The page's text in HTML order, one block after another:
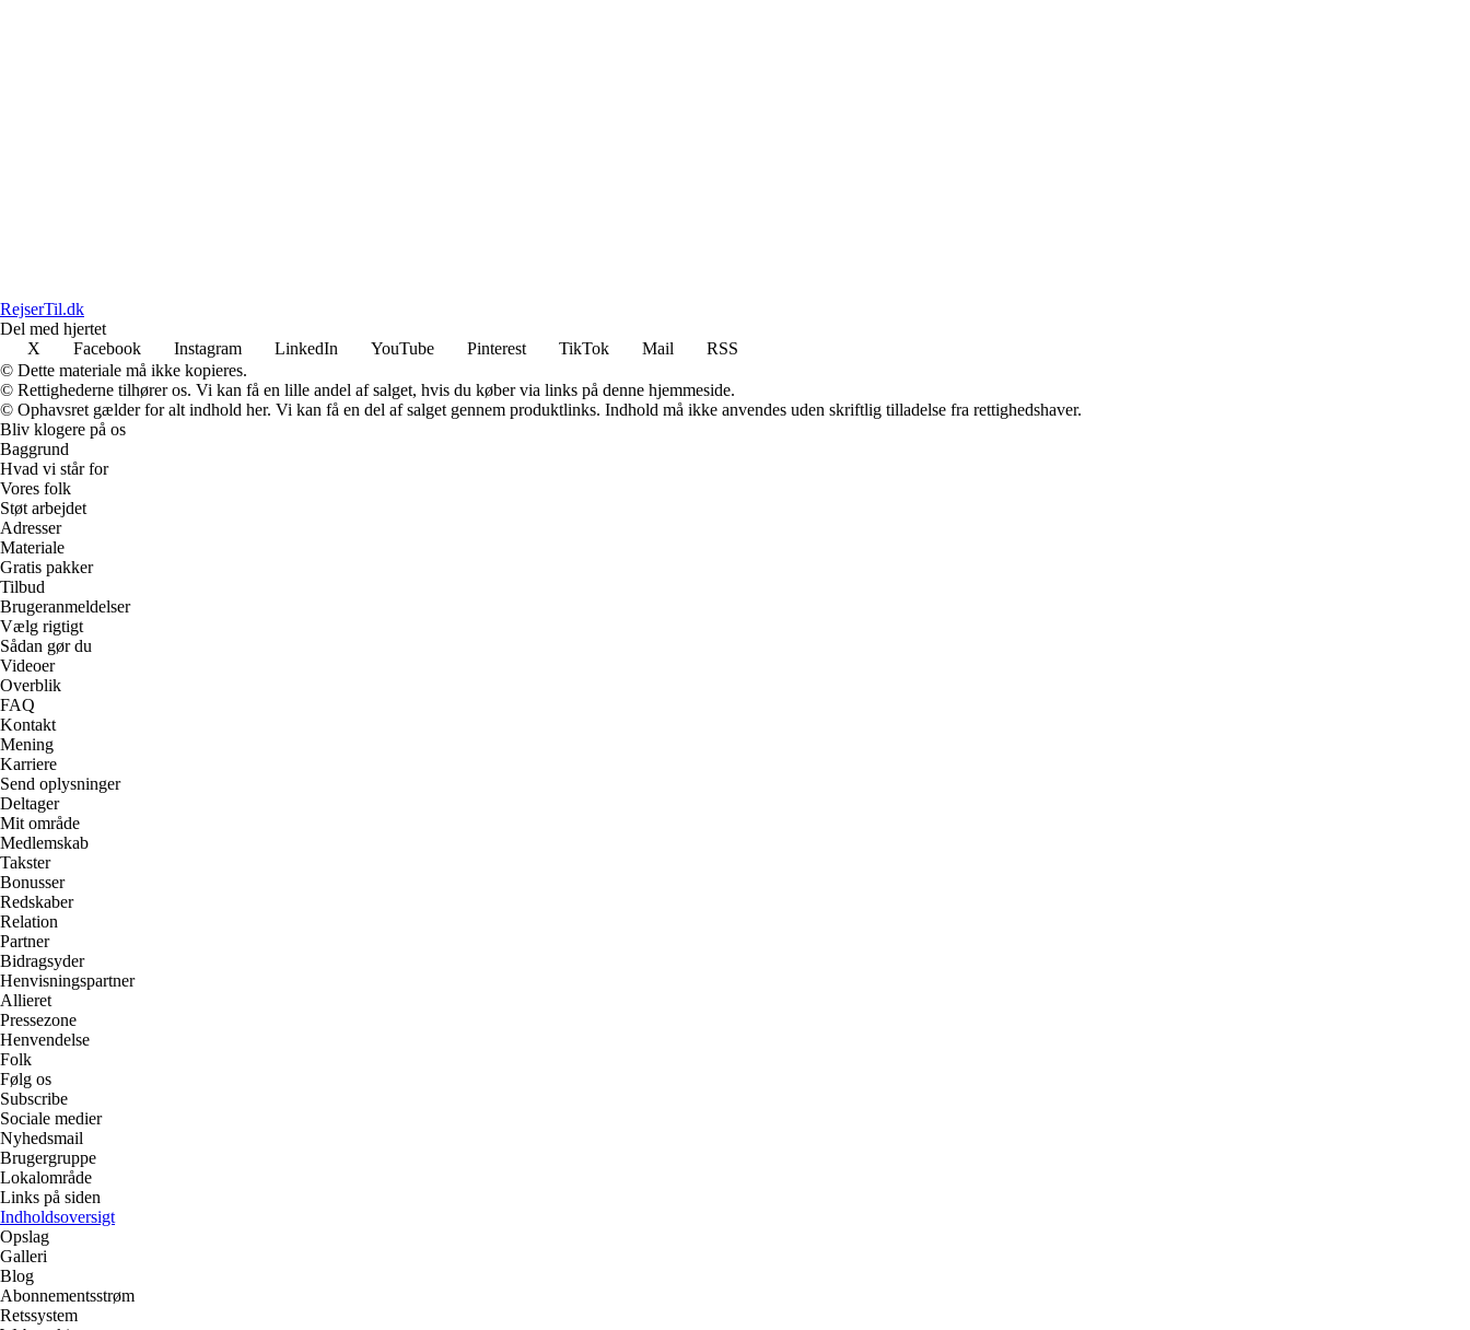
RejserTil.dk
Del med hjertet
X
Facebook Instagram LinkedIn YouTube Pinterest TikTok Mail
RSS
© Dette materiale må ikke kopieres.
© Rettighederne tilhører os. Vi kan få en lille andel af salget, hvis du køber via links på denne hjemmeside.
© Ophavsret gælder for alt indhold her. Vi kan få en del af salget gennem produktlinks. Indhold må ikke anvendes uden skriftlig tilladelse fra rettighedshaver.
Bliv klogere på os
Baggrund
Hvad vi står for
Vores folk
Støt arbejdet
Adresser
Materiale
Gratis pakker
Tilbud
Brugeranmeldelser
Vælg rigtigt
Sådan gør du
Videoer
Overblik
FAQ
Kontakt
Mening
Karriere
Send oplysninger
Deltager
Mit område
Medlemskab
Takster
Bonusser
Redskaber
Relation
Partner
Bidragsyder
Henvisningspartner
Allieret
Pressezone
Henvendelse
Folk
Følg os
Subscribe
Sociale medier
Nyhedsmail
Brugergruppe
Lokalområde
Links på siden
Indholdsoversigt
Opslag
Galleri
Blog
Abonnementsstrøm
Retssystem